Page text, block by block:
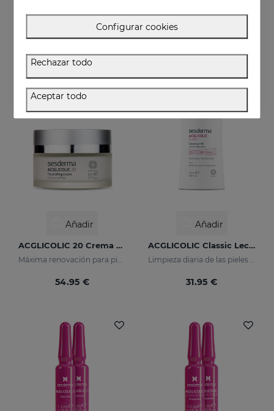
ACGLICOLIC S Gel
Renueva tu piel con niveles de eficacia nunca antes alcanzados
ACGLICOLIC 20 Crema Hidratante SPF 15
Añadir
ACGLICOLIC 20 Crema Nutritiva
Máxima renovación para pieles maduras
54.95 €
Añadir
ACGLICOLIC Classic Leche Limpiadora
Limpieza diaria de las pieles maduras.
31.95 €
Configurar cookies
Rechazar todo
Aceptar todo